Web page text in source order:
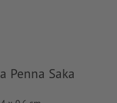
Penna Saka